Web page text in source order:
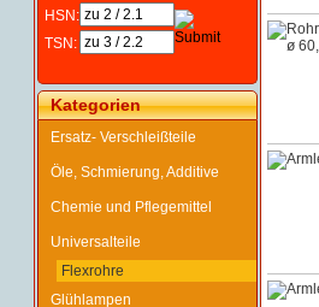
HSN:
TSN:
Kategorien
Ersatz- Verschleißteile
Öle, Schmierung, Additive
Chemie und Pflegemittel
Universalteile
Flexrohre
Glühlampen